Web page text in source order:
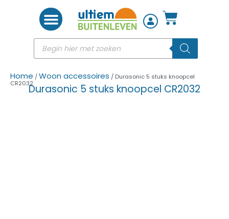
Home /Woon accessoires / Durasonic 5 stuks knoopcel
CR2032Durasonic 5 stuks knoopcel CR2032